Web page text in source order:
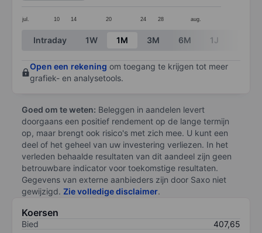
jul. 10 14 20 24 28 aug.
End of interactive chart.
Intraday 1W 1M 3M 6M 1J
Open een rekening om toegang te krijgen tot meer
grafiek- en analysetools.
Goed om te weten: Beleggen in aandelen levert
doorgaans een positief rendement op de lange termijn
op, maar brengt ook risico's met zich mee. U kunt een
deel of het geheel van uw investering verliezen. In het
verleden behaalde resultaten van dit aandeel zijn geen
betrouwbare indicator voor toekomstige resultaten.
Gegevens van externe aanbieders zijn door Saxo niet
gewijzigd. Zie volledige disclaimer.
Koersen
Bied
407,65